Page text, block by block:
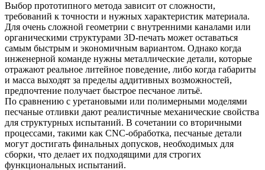
Выбор прототипного метода зависит от сложности,
требований к точности и нужных характеристик материала.
Для очень сложной геометрии с внутренними каналами или
органическими структурами 3D-печать может оставаться
самым быстрым и экономичным вариантом. Однако когда
инженерной команде нужны металлические детали, которые
отражают реальное литейное поведение, либо когда габариты
и масса выходят за пределы аддитивных возможностей,
предпочтение получает быстрое песчаное литьё.
По сравнению с уретановыми или полимерными моделями
песчаные отливки дают реалистичные механические свойства
для структурных испытаний. В сочетании со вторичными
процессами, такими как CNC-обработка, песчаные детали
могут достигать финальных допусков, необходимых для
сборки, что делает их подходящими для строгих
функциональных испытаний.